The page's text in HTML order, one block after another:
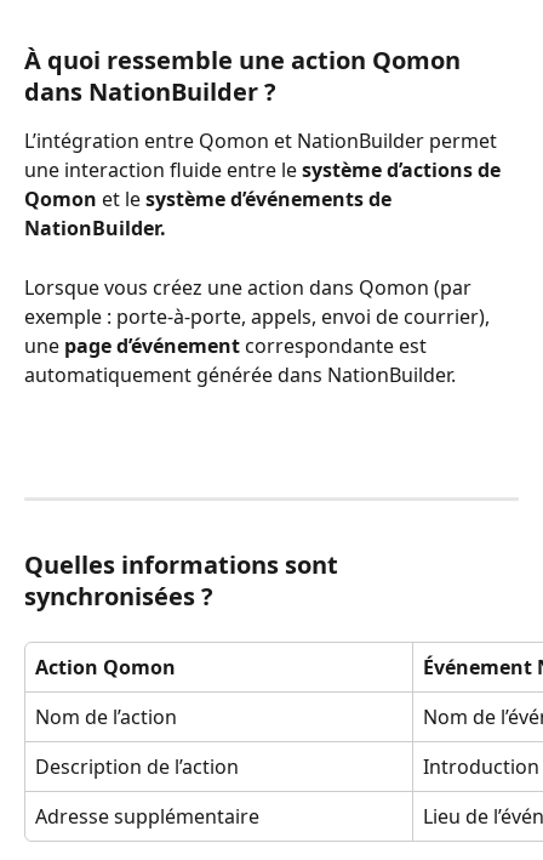
À quoi ressemble une action Qomon
dans NationBuilder ?
L’intégration entre Qomon et NationBuilder permet
une interaction fluide entre le système d’actions de
Qomon et le système d’événements de
NationBuilder.
Lorsque vous créez une action dans Qomon (par
exemple : porte-à-porte, appels, envoi de courrier),
une page d’événement correspondante est
automatiquement générée dans NationBuilder.
Quelles informations sont
synchronisées ?
Action Qomon
Nom de l’action
Nom de
Description de l’action
Introduction
Adresse supplémentaire
Lieu de